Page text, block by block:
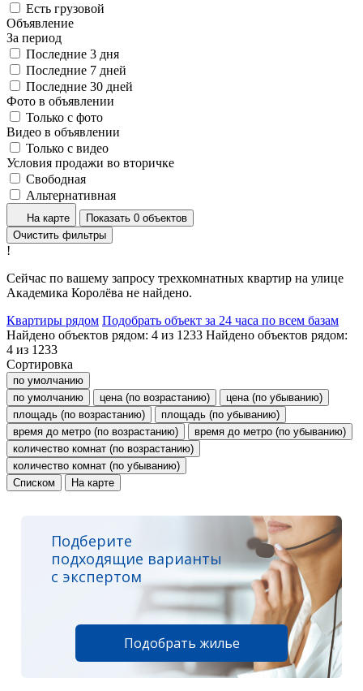
Есть грузовой
Объявление
За период
Последние 3 дня
Последние 7 дней
Последние 30 дней
Фото в объявлении
Только с фото
Видео в объявлении
Только с видео
Условия продажи во вторичке
Свободная
Альтернативная
На карте
Показать 0 объектов
Очистить фильтры
!
Сейчас по вашему запросу трехкомнатных квартир на улице
Академика Королёва не найдено.
Квартиры рядом Подобрать объект за 24 часа по всем базам
Найдено объектов рядом: 4 из 1233 Найдено объектов рядом:
4 из 1233
Сортировка
по умолчанию
по умолчанию
цена (по возрастанию)
цена (по убыванию)
площадь (по возрастанию)
площадь (по убыванию)
время до метро (по возрастанию)
время до метро (по убыванию)
количество комнат (по возрастанию)
количество комнат (по убыванию)
Списком
На карте
Подберите
подходящие варианты
с экспертом
Подобрать жилье